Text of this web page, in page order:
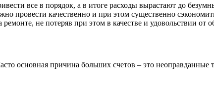
все в порядок, а в итоге расходы вырастают до
провести качественно и при этом существенно
не потеряв при этом в качестве и удовольствии от
основная причина больших счетов – это